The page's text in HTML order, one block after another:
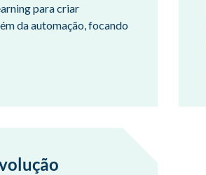
para criar
da automação, focando